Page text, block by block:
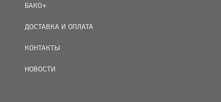
БАКО+
ДОСТАВКА И ОПЛАТА
КОНТАКТЫ
НОВОСТИ